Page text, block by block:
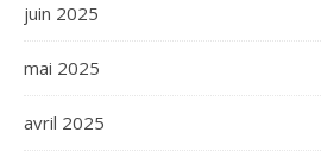
juin 2025
mai 2025
avril 2025